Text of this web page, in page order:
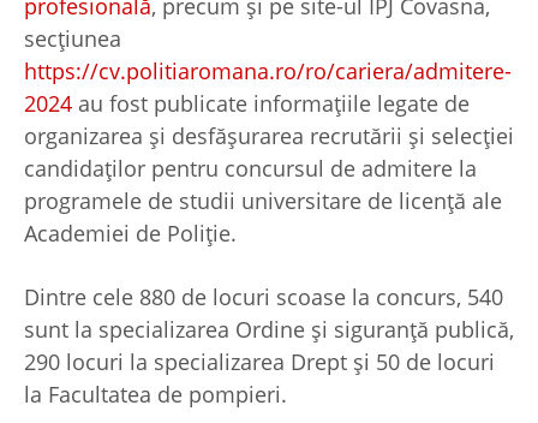
secțiunea
https://cv.politiaromana.ro/ro/cariera/admitere-
2024 au fost publicate informațiile legate de
organizarea și desfășurarea recrutării și selecției
candidaților pentru concursul de admitere la
programele de studii universitare de licență ale
Academiei de Poliție.
Dintre cele 880 de locuri scoase la concurs, 540
sunt la specializarea Ordine și siguranță publică,
290 locuri la specializarea Drept și 50 de locuri
la Facultatea de pompieri.